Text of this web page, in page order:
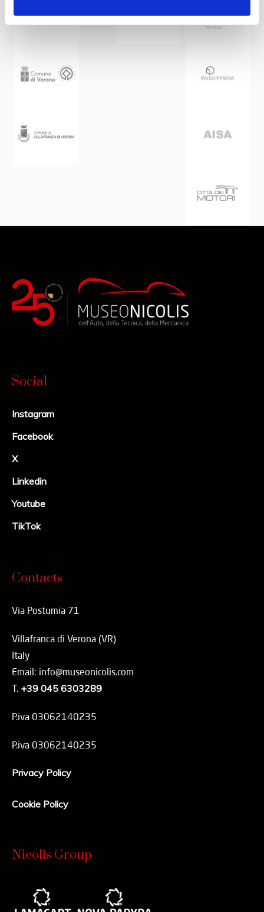
Social
Instagram
Facebook
X
Linkedin
Youtube
TikTok
Contacts
Via Postumia 71
Villafranca di Verona (VR)
Italy
Email: info@museonicolis.com
T. +39 045 6303289
P.iva 03062140235
P.iva 03062140235
Privacy Policy
Cookie Policy
Nicolis Group